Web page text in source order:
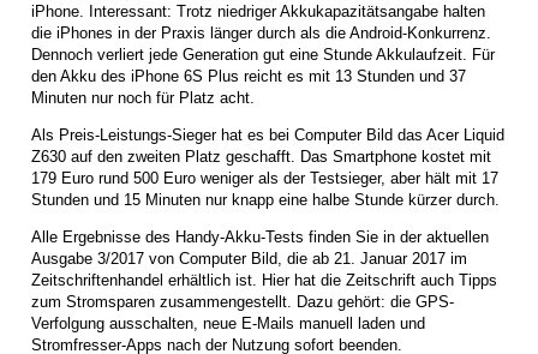
iPhone. Interessant: Trotz niedriger Akkukapazitätsangabe halten
die iPhones in der Praxis länger durch als die Android-Konkurrenz.
Dennoch verliert jede Generation gut eine Stunde Akkulaufzeit. Für
den Akku des iPhone 6S Plus reicht es mit 13 Stunden und 37
Minuten nur noch für Platz acht.
Als Preis-Leistungs-Sieger hat es bei Computer Bild das Acer Liquid
Z630 auf den zweiten Platz geschafft. Das Smartphone kostet mit
179 Euro rund 500 Euro weniger als der Testsieger, aber hält mit 17
Stunden und 15 Minuten nur knapp eine halbe Stunde kürzer durch.
Alle Ergebnisse des Handy-Akku-Tests finden Sie in der aktuellen
Ausgabe 3/2017 von Computer Bild, die ab 21. Januar 2017 im
Zeitschriftenhandel erhältlich ist. Hier hat die Zeitschrift auch Tipps
zum Stromsparen zusammengestellt. Dazu gehört: die GPS-
Verfolgung ausschalten, neue E-Mails manuell laden und
Stromfresser-Apps nach der Nutzung sofort beenden.